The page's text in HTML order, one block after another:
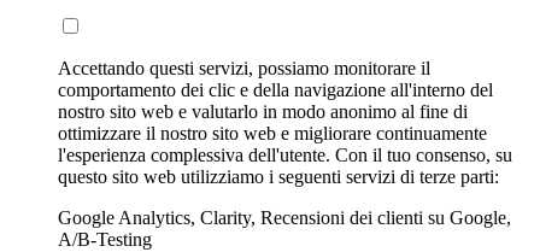
Accettando questi servizi, possiamo monitorare il
comportamento dei clic e della navigazione all'interno del
nostro sito web e valutarlo in modo anonimo al fine di
ottimizzare il nostro sito web e migliorare continuamente
l'esperienza complessiva dell'utente. Con il tuo consenso, su
questo sito web utilizziamo i seguenti servizi di terze parti:
Google Analytics, Clarity, Recensioni dei clienti su Google,
A/B-Testing